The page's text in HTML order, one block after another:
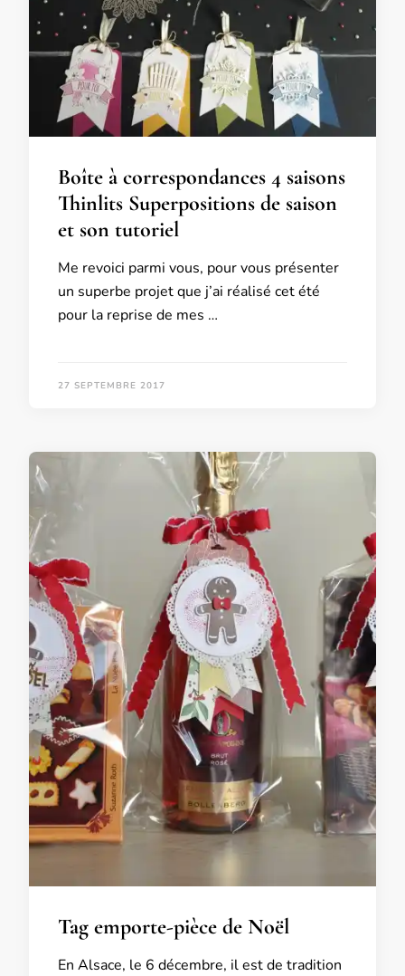
Boîte à correspondances 4 saisons
Thinlits Superpositions de saison
et son tutoriel
Me revoici parmi vous, pour vous présenter
un superbe projet que j’ai réalisé cet été
pour la reprise de mes …
27 SEPTEMBRE 2017
Tag emporte-pièce de Noël
En Alsace, le 6 décembre, il est de tradition